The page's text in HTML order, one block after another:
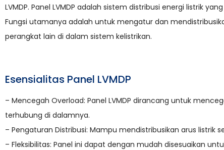
LVMDP. Panel LVMDP adalah sistem distribusi energi listrik
Fungsi utamanya adalah untuk mengatur dan
perangkat lain di dalam sistem kelistrikan.
Esensialitas Panel LVMDP
– Mencegah Overload: Panel LVMDP dirancang untuk
terhubung di dalamnya.
– Pengaturan Distribusi: Mampu mendistribusikan arus listrik
– Fleksibilitas: Panel ini dapat dengan mudah disesuaikan